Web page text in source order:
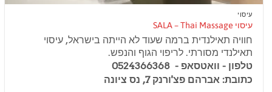
עיסוי
עיסוי SALA – Thai Massage
חוויה תאילנדית ברמה שעוד לא הייתה בישראל, עיסוי
תאילנדי מסורתי. לריפוי הגוף והנפש.
טלפון - וואטסאפ - 0524366368
כתובת: אברהם פצ'ורנק 7, נס ציונה